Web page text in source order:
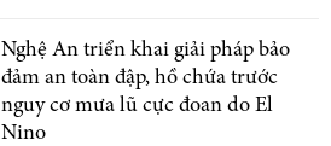
Nghệ An triển khai giải pháp bảo
đảm an toàn đập, hồ chứa trước
nguy cơ mưa lũ cực đoan do El
Nino